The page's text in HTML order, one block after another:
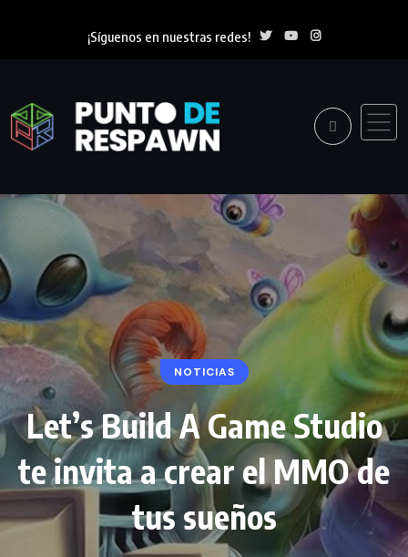
¡Síguenos en nuestras redes!
NOTICIAS
Let’s Build A Game Studio
te invita a crear el MMO de
tus sueños